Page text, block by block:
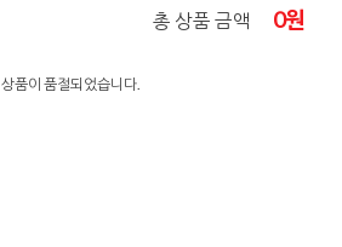
총 상품 금액 0원
상품이 품절되었습니다.